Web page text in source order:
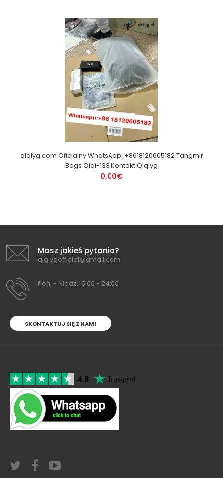
qiqiyg.com Oficjalny WhatsApp: +8618120605182 Tangmir
Bags Qiqi-133 Kontakt Qiqiyg
0,00€
Masz jakieś pytania?
qiqiygofficial@gmail.com
Pon. - Niedz.: 5:00 - 24:00
SKONTAKTUJ SIĘ Z NAMI